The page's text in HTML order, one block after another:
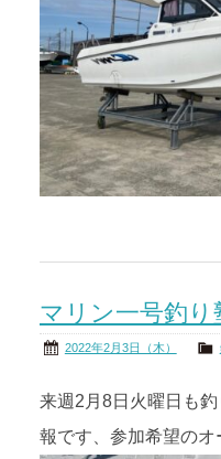
マリン一号釣り
2022年2月3日（木）
来週2月8日火曜日も
報です、参加希望のオ